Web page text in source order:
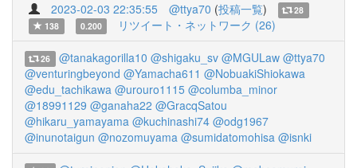
2023-02-03 22:35:55 @ttya70 (投稿一覧)
28
138
0.200 リツイート・ネットワーク (26)
26 @tanakagorilla10 @shigaku_sv @MGULaw @ttya70
@venturingbeyond @Yamacha611 @NobuakiShiokawa
@edu_tachikawa @urouro1115 @columba_minor
@18991129 @ganaha22 @GracqSatou
@hikaru_yamayama @kuchinashi74 @odg1967
@inunotaigun @nozomuyama @sumidatomohisa @isnki